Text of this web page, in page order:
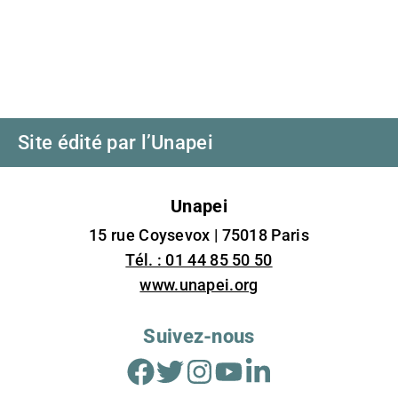
Site édité par l’Unapei
Unapei
15 rue Coysevox | 75018 Paris
Tél. : 01 44 85 50 50
www.unapei.org
Suivez-nous
FacebookTwitterInstagramYoutubeLinkedin